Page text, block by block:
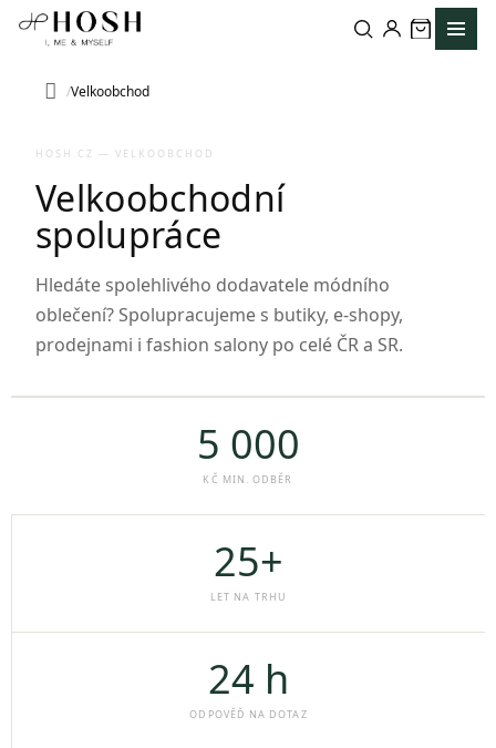
Přejít
Domů
Velkoobchod
HOSH.CZ — VELKOOBCHOD
Velkoobchodní
spolupráce
Hledáte spolehlivého dodavatele módního
oblečení? Spolupracujeme s butiky, e-shopy,
prodejnami i fashion salony po celé ČR a SR.
5 000
KČ MIN. ODBĚR
25+
LET NA TRHU
24 h
ODPOVĚĎ NA DOTAZ